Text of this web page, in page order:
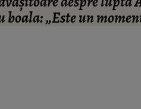
boala: „Este un